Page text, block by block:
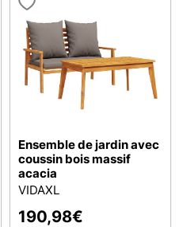
Ensemble de jardin avec
coussin bois massif
acacia
VIDAXL
190,98€